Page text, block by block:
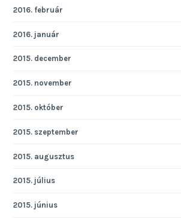
2016. február
2016. január
2015. december
2015. november
2015. október
2015. szeptember
2015. augusztus
2015. július
2015. június